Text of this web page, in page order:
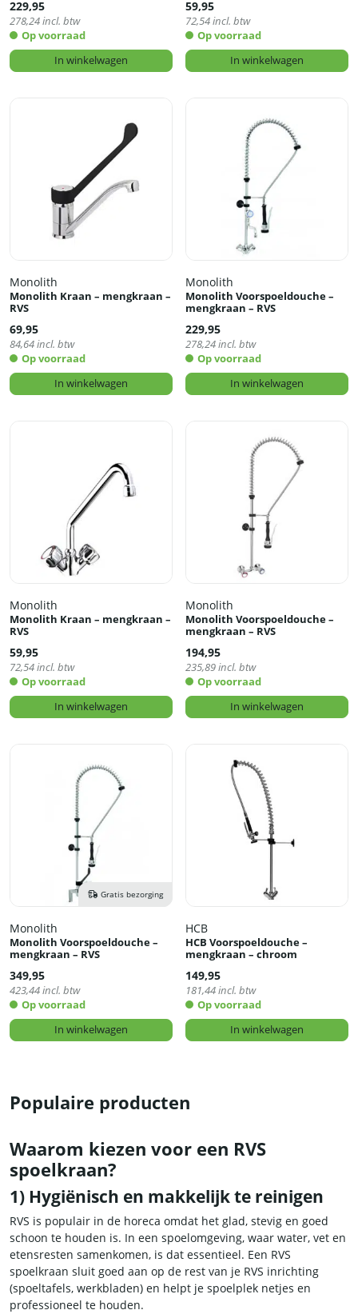
229,95
278,24incl. btw
Op voorraad
In winkelwagen
59,95
72,54incl. btw
Op voorraad
In winkelwagen
Monolith
Monolith Kraan – mengkraan –
RVS
69,95
84,64incl. btw
Op voorraad
In winkelwagen
Monolith
Monolith Voorspoeldouche –
mengkraan – RVS
229,95
278,24incl. btw
Op voorraad
In winkelwagen
Monolith
Monolith Kraan – mengkraan –
RVS
59,95
72,54incl. btw
Op voorraad
In winkelwagen
Monolith
Monolith Voorspoeldouche –
mengkraan – RVS
194,95
235,89incl. btw
Op voorraad
In winkelwagen
Gratis bezorging
Monolith
Monolith Voorspoeldouche –
mengkraan – RVS
349,95
423,44incl. btw
Op voorraad
In winkelwagen
HCB
HCB Voorspoeldouche –
mengkraan – chroom
149,95
181,44incl. btw
Op voorraad
In winkelwagen
Populaire producten
Waarom kiezen voor een RVS
spoelkraan?
1) Hygiënisch en makkelijk te reinigen
RVS is populair in de horeca omdat het glad, stevig en goed
schoon te houden is. In een spoelomgeving, waar water, vet en
etensresten samenkomen, is dat essentieel. Een RVS
spoelkraan sluit goed aan op de rest van je RVS inrichting
(spoeltafels, werkbladen) en helpt je spoelplek netjes en
professioneel te houden.